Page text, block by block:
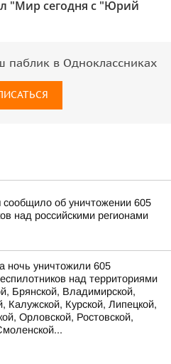
"Мир сегодня с "Юрий
паблик в Одноклассниках
об уничтожении 605
над российскими регионами
уничтожили 605
над территориями
Брянской, Владимирской,
Калужской, Курской, Липецкой,
Орловской, Ростовской,